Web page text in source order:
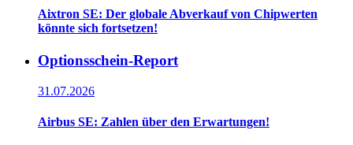
Aixtron SE: Der globale Abverkauf von Chipwerten
könnte sich fortsetzen!
Optionsschein-Report
31.07.2026
Airbus SE: Zahlen über den Erwartungen!